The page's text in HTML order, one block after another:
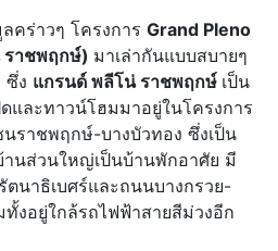
คร่าวๆ โครงการ Grand Pleno
าชพฤกษ์) มาเล่ากันแบบสบายๆ
ซึ่ง แกรนด์ พลีโน่ ราชพฤกษ์ เป็น
และทาวน์โฮมมาอยู่ในโครงการ
นราชพฤกษ์-บางบัวทอง ซึ่งเป็น
านส่วนใหญ่เป็นบ้านพักอาศัย มี
นาธิเบศร์และถนนบางกรวย-
งอยู่ใกล้รถไฟฟ้าสายสีม่วงอีก